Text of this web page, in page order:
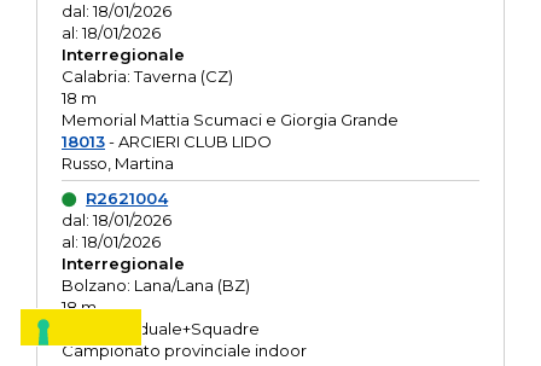
dal: 18/01/2026
al: 18/01/2026
Interregionale
Calabria: Taverna (CZ)
18 m
Memorial Mattia Scumaci e Giorgia Grande
18013- ARCIERI CLUB LIDO
Russo, Martina
R2621004
dal: 18/01/2026
al: 18/01/2026
Interregionale
Bolzano: Lana/Lana (BZ)
18 m
O.R. Individuale+Squadre
Campionato provinciale indoor